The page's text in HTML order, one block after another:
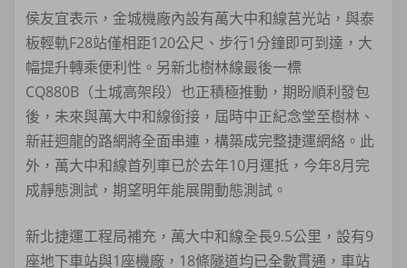
侯友宜表示，金城機廠內設有萬大中和線莒光站，與泰
板輕軌F28站僅相距120公尺、步行1分鐘即可到達，大
幅提升轉乘便利性。另新北樹林線最後一標
CQ880B（土城高架段）也正積極推動，期盼順利發包
後，未來與萬大中和線銜接，屆時中正紀念堂至樹林、
新莊迴龍的路網將全面串連，構築成完整捷運網絡。此
外，萬大中和線首列車已於去年10月運抵，今年8月完
成靜態測試，期望明年能展開動態測試。
新北捷運工程局補充，萬大中和線全長9.5公里，設有9
座地下車站與1座機廠，18條隧道均已全數貫通，車站